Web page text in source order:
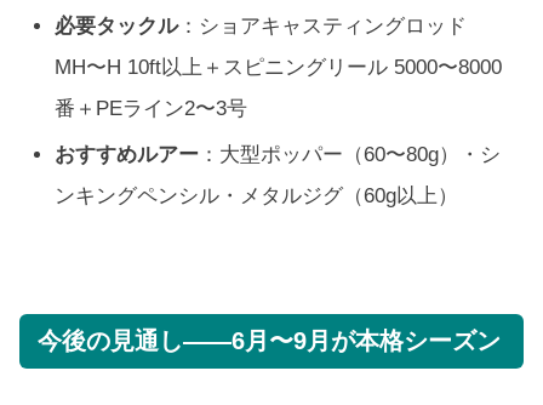
必要タックル：ショアキャスティングロッド
MH〜H 10ft以上＋スピニングリール 5000〜8000
番＋PEライン2〜3号
おすすめルアー ：大型ポッパー（60〜80g）・シ
ンキングペンシル・メタルジグ（60g以上）
今後の見通し——6月〜9月が本格シーズン